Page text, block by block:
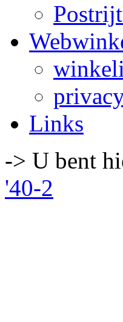
Links
-> U bent
'40-2